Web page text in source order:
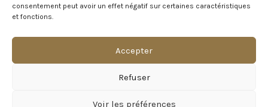
consentement peut avoir un effet négatif sur certaines caractéristiques
et fonctions.
Accepter
Refuser
Voir les préférences
NOTRE ÉCOSYSTEME
MAGAZINE DU CHÂTEAU